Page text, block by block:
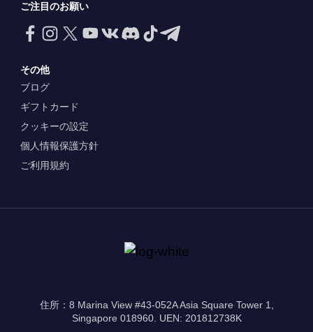
ご注目のお願い
その他
ブログ
ギフトカード
クッキーの設定
個人情報保護方針
ご利用規約
住所：8 Marina View #43-052A Asia Square Tower 1,
Singapore 018960. UEN: 201812738K